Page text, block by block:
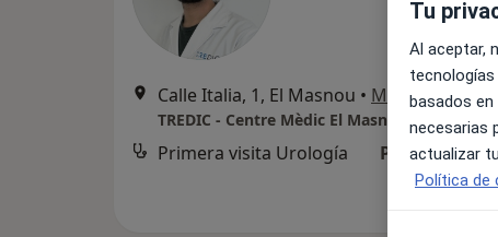
Calle Italia, 1, El Masnou • Mapa
TREDIC - Centre Mèdic El Masnou
Primera visita Urología Precio sin
Tu
Al aceptar,
basados
necesarias
actualizar
Política de